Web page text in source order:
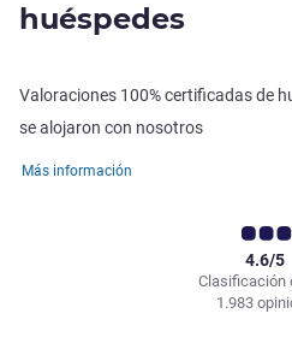
huéspedes
Valoraciones 100% certificadas de
se alojaron con nosotros
Más información
Clasificación
4.6/5
1.983